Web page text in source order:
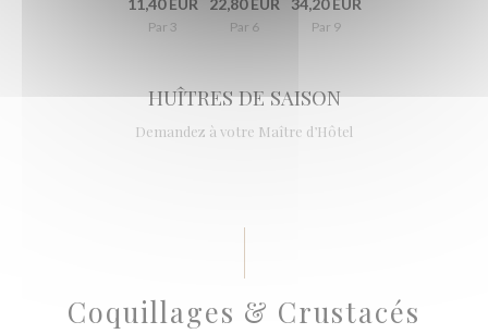
11,40 EUR
Par 3
22,80 EUR
Par 6
34,20 EUR
Par 9
HUÎTRES DE SAISON
Demandez à votre Maître d’Hôtel
Coquillages & Crustacés